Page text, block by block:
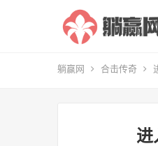
躺赢网 合击传奇
进